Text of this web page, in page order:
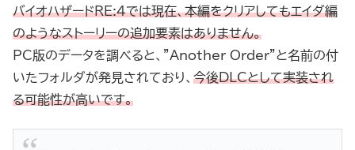
バイオハザードRE:4では現在、本編をクリアしてもエイダ編
のようなストーリーの追加要素はありません。
PC版のデータを調べると、”Another Order”と名前の付
いたフォルダが発見されており、 今後DLCとして実装され
る可能性が高いです。